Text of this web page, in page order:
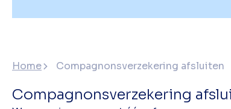
Home Compagnonsverzekering afsluiten
Compagnonsverzekering